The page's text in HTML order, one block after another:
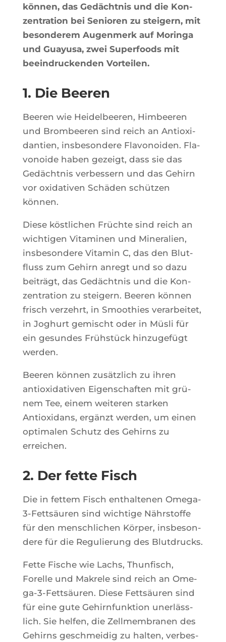
kön­nen, das Gedächt­nis und die Kon­
zen­tra­tion bei Senio­ren zu stei­gern, mit
beson­de­rem Augen­merk auf Morin­ga
und Guayu­sa, zwei Super­foods mit
beein­dru­cken­den Vorteilen.
1. Die Beeren
Bee­ren wie Hei­del­bee­ren, Him­bee­ren
und Brom­bee­ren sind reich an Antioxi­
dan­tien, ins­be­son­dere Fla­vo­noi­den. Fla­
vo­noide haben gezeigt, dass sie das
Gedächt­nis ver­bes­sern und das Gehirn
vor oxi­da­ti­ven Schä­den schüt­zen
können.
Diese köst­li­chen Früchte sind reich an
wich­ti­gen Vita­mi­nen und Mine­ra­lien,
ins­be­son­dere Vita­min C, das den Blut­
fluss zum Gehirn anregt und so dazu
bei­trägt, das Gedächt­nis und die Kon­
zen­tra­tion zu stei­gern. Bee­ren kön­nen
frisch ver­zehrt, in Smoo­thies verar­bei­tet,
in Jog­hurt gemi­scht oder in Müs­li für
ein gesundes Frühstück hin­zu­gefügt
werden.
Bee­ren kön­nen zusätz­lich zu ihren
antioxi­da­ti­ven Eigen­schaf­ten mit grü­
nem Tee, einem wei­te­ren star­ken
Antioxi­dans, ergänzt wer­den, um einen
opti­ma­len Schutz des Gehirns zu
erreichen.
2. Der fette Fisch
Die in fet­tem Fisch enthal­te­nen Ome­ga-
3-Fettsäu­ren sind wich­tige Nährs­toffe
für den men­schli­chen Kör­per, ins­be­son­
dere für die Regu­lie­rung des Blutdrucks.
Fette Fische wie Lachs, Thun­fisch,
Forelle und Makrele sind reich an Ome­
ga-3-Fettsäu­ren. Diese Fettsäu­ren sind
für eine gute Gehirn­funk­tion unerläss­
lich. Sie hel­fen, die Zell­mem­bra­nen des
Gehirns ges­ch­mei­dig zu hal­ten, ver­bes­